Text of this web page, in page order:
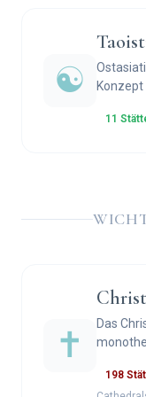
☯️
11
✝️
Das
Tempel
198